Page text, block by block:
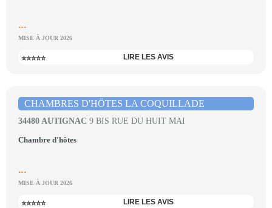
...
MISE À JOUR 2026
⭐⭐⭐⭐⭐ LIRE LES AVIS
CHAMBRES D'HÖTES LA COQUILLADE
34480 AUTIGNAC 9 BIS RUE DU HUIT MAI
Chambre d'hôtes
...
MISE À JOUR 2026
⭐⭐⭐⭐⭐ LIRE LES AVIS